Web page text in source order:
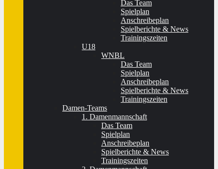
Das Team
Spielplan
Anschreibeplan
Spielberichte & News
Trainingszeiten
U18
WNBL
Das Team
Spielplan
Anschreibeplan
Spielberichte & News
Trainingszeiten
Damen-Teams
1. Damenmannschaft
Das Team
Spielplan
Anschreibeplan
Spielberichte & News
Trainingszeiten